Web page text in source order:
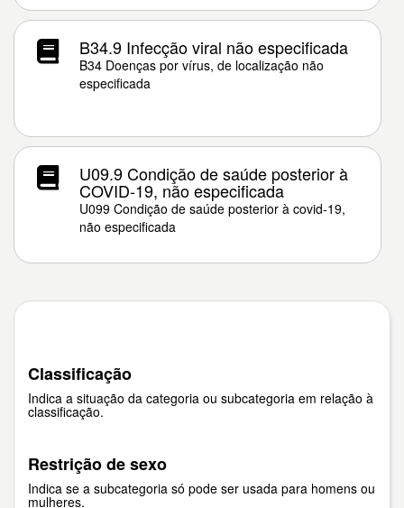
B34.9 Infecção viral não especificada
B34 Doenças por vírus, de localização não
especificada
U09.9 Condição de saúde posterior à
COVID-19, não especificada
U099 Condição de saúde posterior à covid-19,
não especificada
Classificação
Indica a situação da categoria ou subcategoria em relação à
classificação.
Restrição de sexo
Indica se a subcategoria só pode ser usada para homens ou
mulheres.